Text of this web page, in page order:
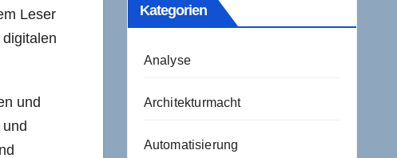
Leser
und
Kategorien
Analyse
Architekturmacht
Automatisierung